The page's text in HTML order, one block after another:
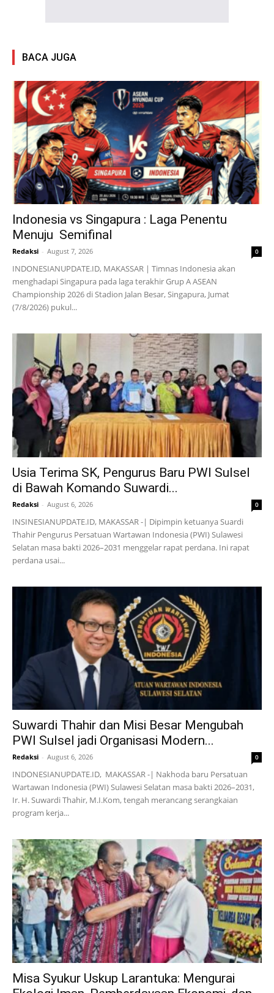
BACA JUGA
Indonesia vs Singapura : Laga Penentu
Menuju Semifinal
Redaksi - August 7, 2026 0
INDONESIANUPDATE.ID, MAKASSAR | Timnas Indonesia akan
menghadapi Singapura pada laga terakhir Grup A ASEAN
Championship 2026 di Stadion Jalan Besar, Singapura, Jumat
(7/8/2026) pukul...
Usia Terima SK, Pengurus Baru PWI Sulsel
di Bawah Komando Suwardi...
Redaksi - August 6, 2026 0
INSINESIANUPDATE.ID, MAKASSAR -| Dipimpin ketuanya Suardi
Thahir Pengurus Persatuan Wartawan Indonesia (PWI) Sulawesi
Selatan masa bakti 2026–2031 menggelar rapat perdana. Ini rapat
perdana usai...
Suwardi Thahir dan Misi Besar Mengubah
PWI Sulsel jadi Organisasi Modern...
Redaksi - August 6, 2026 0
INDONESIANUPDATE.ID, MAKASSAR -| Nakhoda baru Persatuan
Wartawan Indonesia (PWI) Sulawesi Selatan masa bakti 2026–2031,
Ir. H. Suwardi Thahir, M.I.Kom, tengah merancang serangkaian
program kerja...
Misa Syukur Uskup Larantuka: Mengurai